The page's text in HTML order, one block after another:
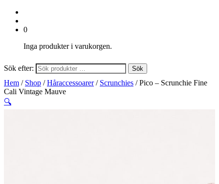
0
Inga produkter i varukorgen.
Sök efter: Sök
Hem / Shop /Håraccessoarer/ Scrunchies / Pico – Scrunchie Fine
Cali Vintage Mauve
🔍